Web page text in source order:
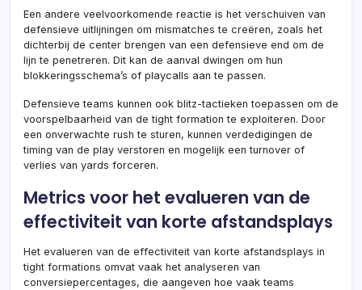
Een andere veelvoorkomende reactie is het verschuiven van
defensieve uitlijningen om mismatches te creëren, zoals het
dichterbij de center brengen van een defensieve end om de
lijn te penetreren. Dit kan de aanval dwingen om hun
blokkeringsschema’s of playcalls aan te passen.
Defensieve teams kunnen ook blitz-tactieken toepassen om de
voorspelbaarheid van de tight formation te exploiteren. Door
een onverwachte rush te sturen, kunnen verdedigingen de
timing van de play verstoren en mogelijk een turnover of
verlies van yards forceren.
Metrics voor het evalueren van de
effectiviteit van korte afstandsplays
Het evalueren van de effectiviteit van korte afstandsplays in
tight formations omvat vaak het analyseren van
conversiepercentages, die aangeven hoe vaak teams